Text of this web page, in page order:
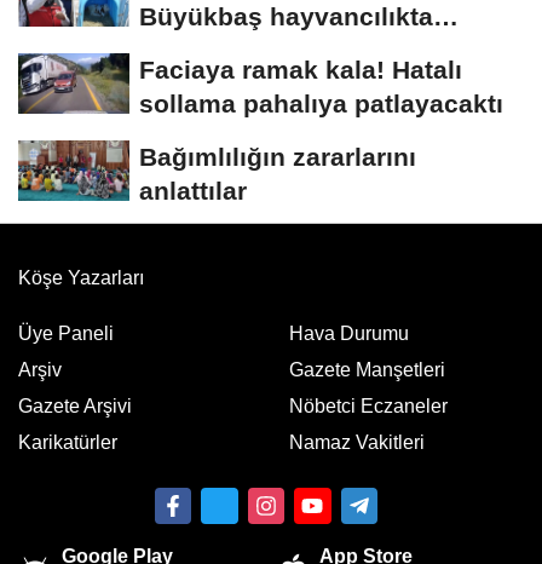
Büyükbaş hayvancılıkta
Faciaya ramak kala! Hatalı
sollama pahalıya patlayacaktı
Bağımlılığın zararlarını
anlattılar
Köşe Yazarları
Üye Paneli
Arşiv
Gazete Arşivi
Karikatürler
Hava Durumu
Gazete Manşetleri
Nöbetci Eczaneler
Namaz Vakitleri
Google Play App Store